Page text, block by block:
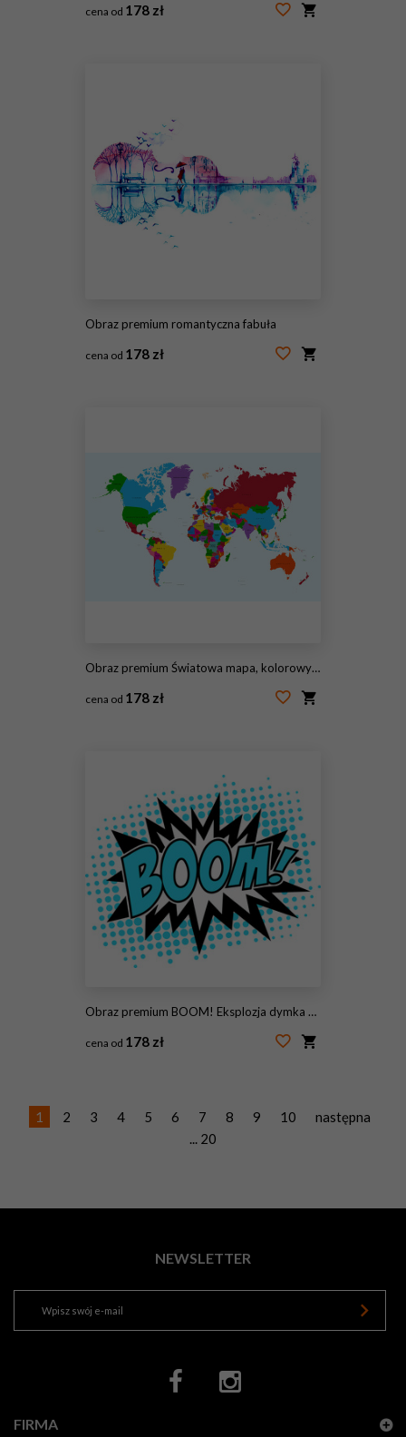
cena od 178 zł
Obraz premium romantyczna fabuła
cena od 178 zł
Obraz premium Światowa mapa, kolorowy kraju atlanta EPS10 wektorowa kartoteka.
cena od 178 zł
Obraz premium BOOM! Eksplozja dymka komicznego
cena od 178 zł
1 2 3 4 5 6 7 8 9 10
następna
... 20
NEWSLETTER
FIRMA